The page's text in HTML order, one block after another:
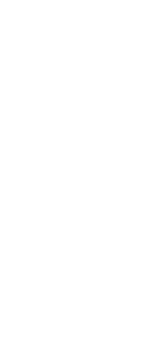
Департамента
Москвы.
информации